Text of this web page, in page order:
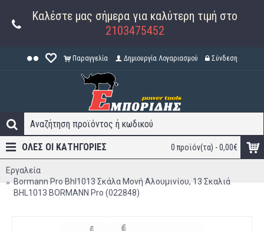
Καλέστε μας σήμερα για καλύτερη τιμή στο
2103475452
Παραγγελία Δημιουργία Λογαριασμού Σύνδεση
0 προϊόν(τα) - 0,00€
ΟΛΕΣ ΟΙ ΚΑΤΗΓΟΡΊΕΣ
Εργαλεία
Bormann Pro Bhl1013 Σκάλα Μονή Αλουμινίου, 13 Σκαλιά
BHL1013 BORMANN Pro (022848)